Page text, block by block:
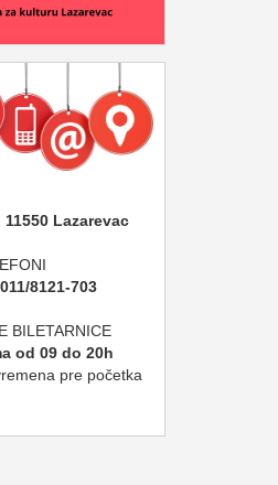
Lazarevac
8121-703
BILETARNICE
od 09 do 20h
pre početka